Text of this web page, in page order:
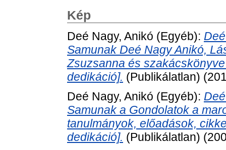
Kép
Deé Nagy, Anikó (Egyéb):
Samunak Deé Nagy Anikó,
Zsuzsanna és
dedikáció]. (Publikálatlan)
Deé Nagy, Anikó (Egyéb):
Samunak a Gondolatok a
tanulmányok, előadások,
dedikáció]. (Publikálatlan)